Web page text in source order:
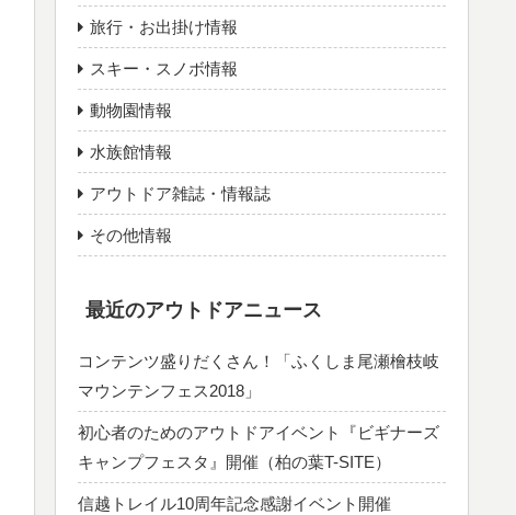
旅行・お出掛け情報
スキー・スノボ情報
動物園情報
水族館情報
アウトドア雑誌・情報誌
その他情報
最近のアウトドアニュース
コンテンツ盛りだくさん！「ふくしま尾瀬檜枝岐
マウンテンフェス2018」
初心者のためのアウトドアイベント『ビギナーズ
キャンプフェスタ』開催（柏の葉T-SITE）
信越トレイル10周年記念感謝イベント開催